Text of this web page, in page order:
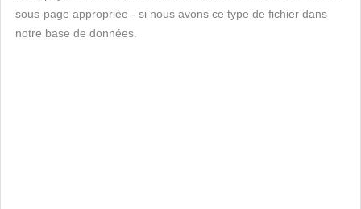
sous-page appropriée - si nous avons ce type de fichier dans
notre base de données.